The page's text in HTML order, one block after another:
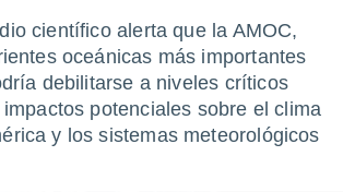
científico alerta que la AMOC,
oceánicas más importantes
debilitarse a niveles críticos
potenciales sobre el clima
y los sistemas meteorológicos